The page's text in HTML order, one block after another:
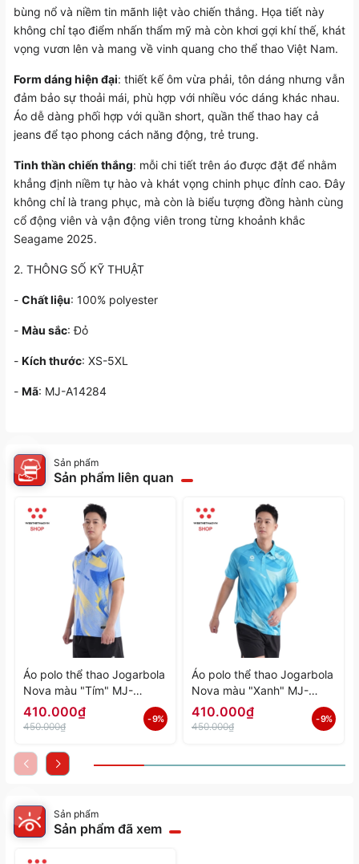
bùng nổ và niềm tin mãnh liệt vào chiến thắng. Họa tiết này
không chỉ tạo điểm nhấn thẩm mỹ mà còn khơi gợi khí thế, khát
vọng vươn lên và mang về vinh quang cho thể thao Việt Nam.
Form dáng hiện đại: thiết kế ôm vừa phải, tôn dáng nhưng vẫn
đảm bảo sự thoải mái, phù hợp với nhiều vóc dáng khác nhau.
Áo dễ dàng phối hợp với quần short, quần thể thao hay cả
jeans để tạo phong cách năng động, trẻ trung.
Tinh thần chiến thắng: mỗi chi tiết trên áo được đặt để nhằm
khẳng định niềm tự hào và khát vọng chinh phục đỉnh cao. Đây
không chỉ là trang phục, mà còn là biểu tượng đồng hành cùng
cổ động viên và vận động viên trong từng khoảnh khắc
Seagame 2025.
2. THÔNG SỐ KỸ THUẬT
- Chất liệu: 100% polyester
- Màu sắc: Đỏ
- Kích thước: XS-5XL
- Mã: MJ-A14284
Sản phẩm
Sản phẩm liên quan
Áo polo thể thao Jogarbola
Nova màu "Tím" MJ-
A4197-04 - Hàng Chính
Hãng
410.000₫
450.000₫
- 9%
Áo polo thể thao Jogarbola
Nova màu "Xanh" MJ-
A4197-03 - Hàng Chính
Hãng
410.000₫
450.000₫
- 9%
Sản phẩm
Sản phẩm đã xem